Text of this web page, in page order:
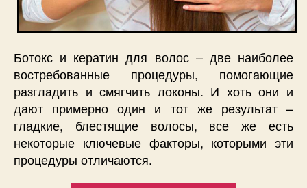
Ботокс и кератин для волос – две наиболее
востребованные процедуры, помогающие
разгладить и смягчить локоны. И хоть они и
дают примерно один и тот же результат –
гладкие, блестящие волосы, все же есть
некоторые ключевые факторы, которыми эти
процедуры отличаются.